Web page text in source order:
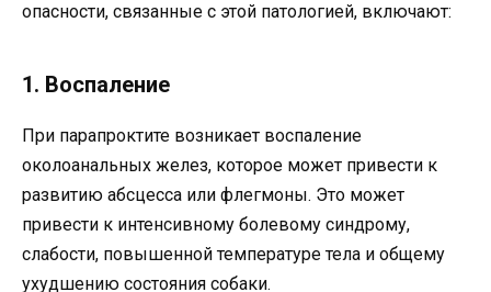
опасности, связанные с этой патологией, включают:
1. Воспаление
При парапроктите возникает воспаление
околоанальных желез, которое может привести к
развитию абсцесса или флегмоны. Это может
привести к интенсивному болевому синдрому,
слабости, повышенной температуре тела и общему
ухудшению состояния собаки.